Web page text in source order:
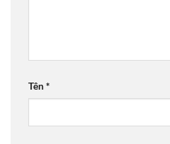
Tên*